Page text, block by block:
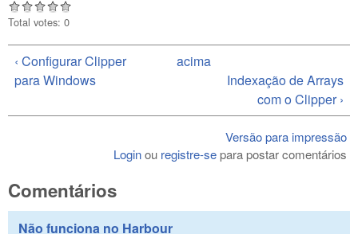
Total votes: 0
‹ Configurar Clipper
para Windows
acima
Indexação de Arrays
com o Clipper ›
Versão para impressão
Loginou registre-separa postar comentários
Comentários
Não funciona no Harbour